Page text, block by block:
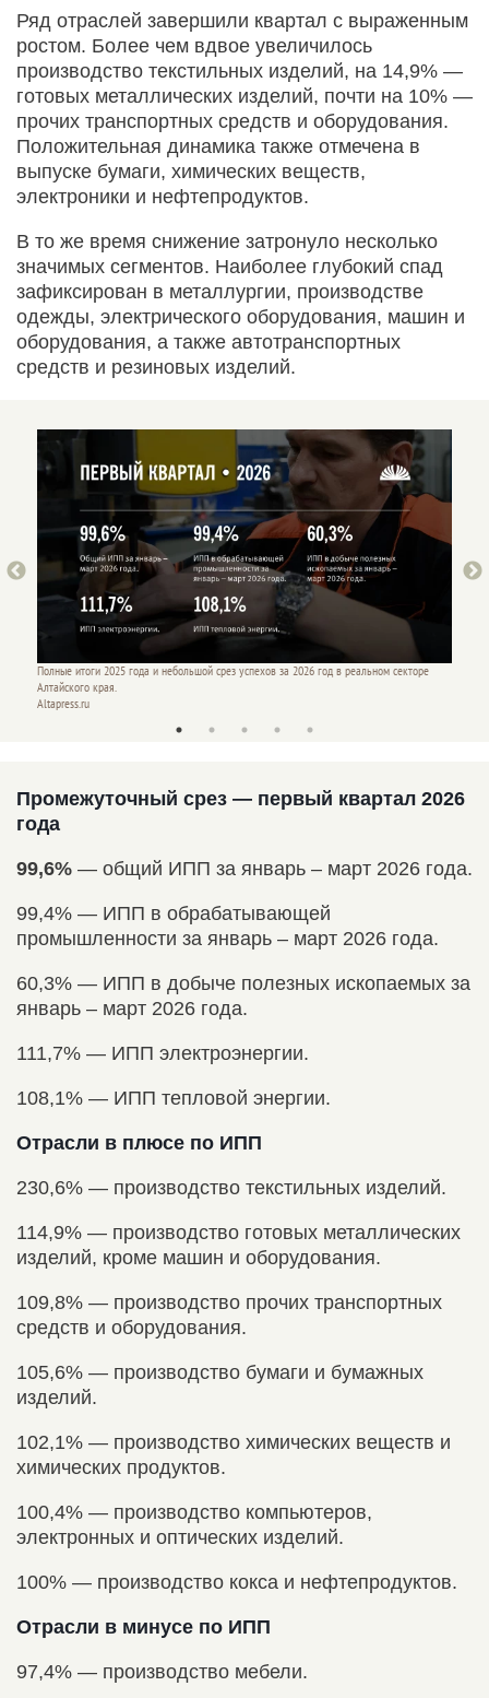
Ряд отраслей завершили квартал с выраженным
ростом. Более чем вдвое увеличилось
производство текстильных изделий, на 14,9% —
готовых металлических изделий, почти на 10% —
прочих транспортных средств и оборудования.
Положительная динамика также отмечена в
выпуске бумаги, химических веществ,
электроники и нефтепродуктов.
В то же время снижение затронуло несколько
значимых сегментов. Наиболее глубокий спад
зафиксирован в металлургии, производстве
одежды, электрического оборудования, машин и
оборудования, а также автотранспортных
средств и резиновых изделий.
Полные итоги 2025 года и небольшой срез успехов за 2026 год в реальном секторе
Алтайского края.
Altapress.ru
Промежуточный срез — первый квартал 2026
года
99,6% — общий ИПП за январь – ­март 2026 года.
99,4% — ИПП в обрабатывающей
промышленности за январь – ­март 2026 года.
60,3% — ИПП в добыче полезных ископаемых за
январь – ­март 2026 года.
111,7% — ИПП электроэнергии.
108,1% — ИПП тепловой энергии.
Отрасли в плюсе по ИПП
230,6% — производство текстильных изделий.
114,9% — производство готовых металлических
изделий, кроме машин и оборудования.
109,8% — производство прочих транспортных
средств и оборудования.
105,6% — производство бумаги и бумажных
изделий.
102,1% — производство химических веществ и
химических продуктов.
100,4% — производство компьютеров,
электронных и оптических изделий.
100% — производство кокса и нефтепродуктов.
Отрасли в минусе по ИПП
97,4% — производство мебели.